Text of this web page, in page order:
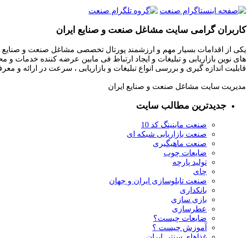
کاربران گرامی سایت مشاغل صنعت و صنایع ایران
یکی از اقدامات بسیار مهم و ارزشمند پورتال تخصصی مشاغل صنعت و
های نوین بازاریابی و تبلیغات و ایجاد ارتباط فی مابین عرضه کننده خدمات و
قابلیت اندازه گیری و بررسی انواع تبلیغات و بازاریابی ، سرعت در ارائه
مدیریت سایت مشاغل صنعت و صنایع ایران
جدیدترین مطالب سایت
صنعت ماینینگ کد 10
صنعت بازاریابی شبکه ای
صنعت ماهیگیری
ضایعات چوب
تولید پارچه
چای
صنعت تابلوسازی ایران و جهان
بانکداری
بازی سازی
عطرسازی
ضایعات چیست؟
آموزش چیست ؟